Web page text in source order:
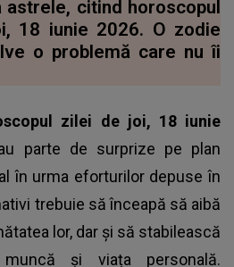
citind horoscopul
18 iunie 2026. O zodie
o problemă care nu îi
zilei de joi, 18 iunie
parte de surprize pe plan
în urma eforturilor depuse în
trebuie să înceapă să aibă
lor, dar și să stabilească
și viața personală.